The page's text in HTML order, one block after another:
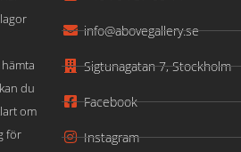
du
om
för
info@abovegallery.se
Sigtunagatan 7, Stockholm
Facebook
Instagram